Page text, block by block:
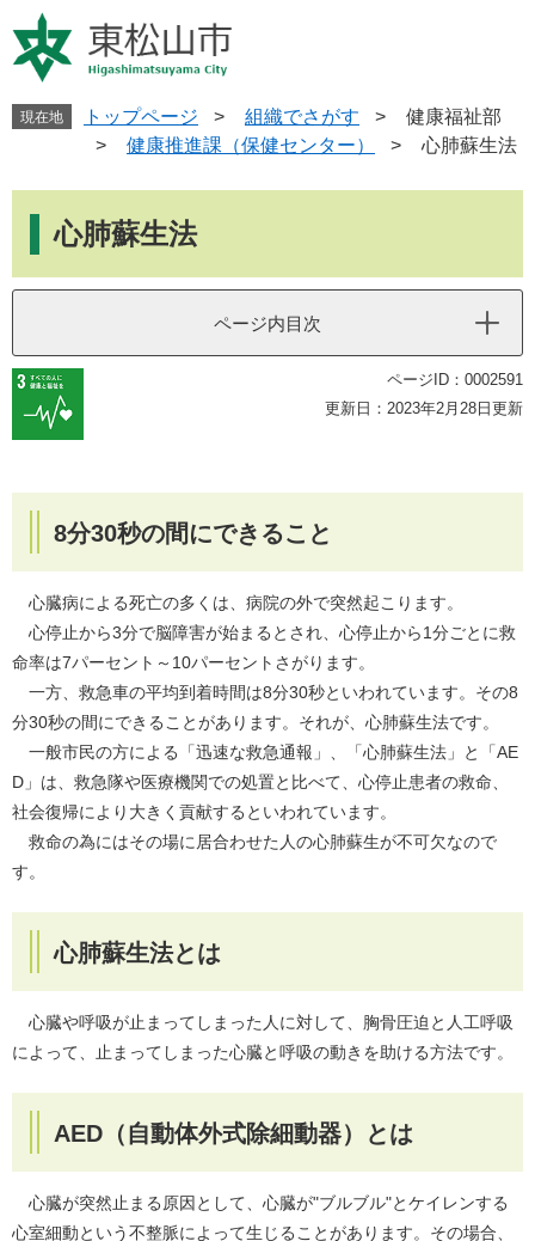
ー
ジ
す
ニ
ュ
し
へ
現在地 トップページ > 組織でさがす >
健康福祉部
>
健康推進課（保健センター） > 心肺蘇生法
心肺蘇生法
ページ内目次
ページID：0002591
更新日：2023年2月28日更新
8分30秒の間にできること
心臓病による死亡の多くは、病院の外で突然起こります。
心停止から3分で脳障害が始まるとされ、心停止から1分ごとに救
命率は7パーセント～10パーセントさがります。
一方、救急車の平均到着時間は8分30秒といわれています。その8
分30秒の間にできることがあります。それが、心肺蘇生法です。
一般市民の方による「迅速な救急通報」、「心肺蘇生法」と「AE
D」は、救急隊や医療機関での処置と比べて、心停止患者の救命、
社会復帰により大きく貢献するといわれています。
救命の為にはその場に居合わせた人の心肺蘇生が不可欠なので
す。
心肺蘇生法とは
心臓や呼吸が止まってしまった人に対して、胸骨圧迫と人工呼吸
によって、止まってしまった心臓と呼吸の動きを助ける方法です。
AED（自動体外式除細動器）とは
心臓が突然止まる原因として、心臓が"ブルブル"とケイレンする
心室細動という不整脈によって生じることがあります。その場合、